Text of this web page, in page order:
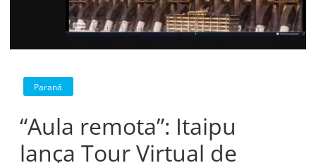
Paraná
“Aula remota”: Itaipu
lança Tour Virtual de